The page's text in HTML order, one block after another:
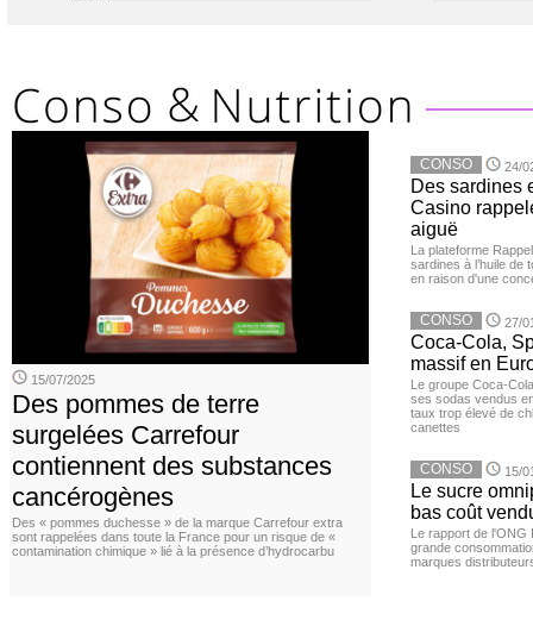
15/07/2025
Des pommes de terre
surgelées Carrefour
contiennent des substances
cancérogènes
Des « pommes duchesse » de la marque Carrefour extra
sont rappelées dans toute la France pour un risque de «
contamination chimique » lié à la présence d’hydrocarbu
CONSO 24/
Des sardines
Casino
aiguë
La plateforme
sardines à l’huile de
en raison d'une
CONSO 27/
Coca-Cola,
massif en
Le groupe Coca-
ses sodas vendus
taux trop élevé de
canettes
CONSO 15/
Le sucre
bas coût
Le rapport de l'ONG
grande
marques